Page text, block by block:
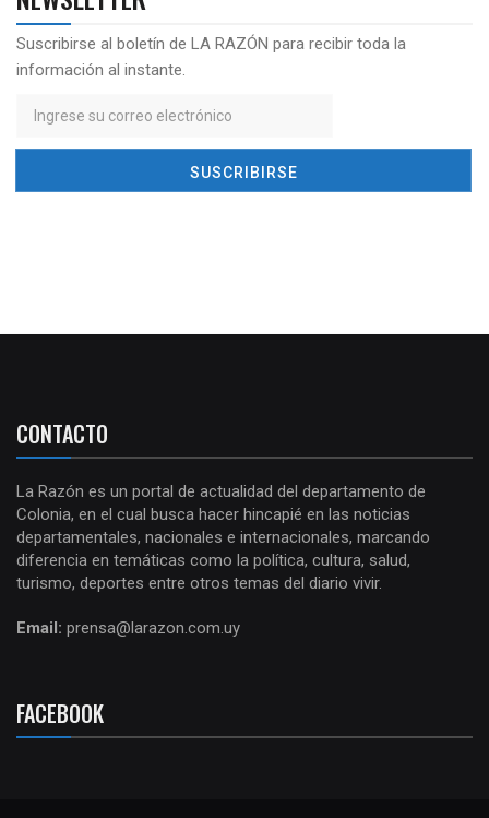
Suscribirse al boletín de LA RAZÓN para recibir toda la
información al instante.
CONTACTO
La Razón es un portal de actualidad del departamento de
Colonia, en el cual busca hacer hincapié en las noticias
departamentales, nacionales e internacionales, marcando
diferencia en temáticas como la política, cultura, salud,
turismo, deportes entre otros temas del diario vivir.
Email: prensa@larazon.com.uy
FACEBOOK